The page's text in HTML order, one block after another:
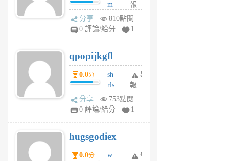
前
m
w
rs
6
個
月
前
報
分享
810點閱
0 評論/給分
1
qpopijkgfl
0.0分
sh
rls
k
m
6
個
月
舉
報
分享
753點閱
0 評論/給分
1
hugsgodiex
0.0分
w
舉